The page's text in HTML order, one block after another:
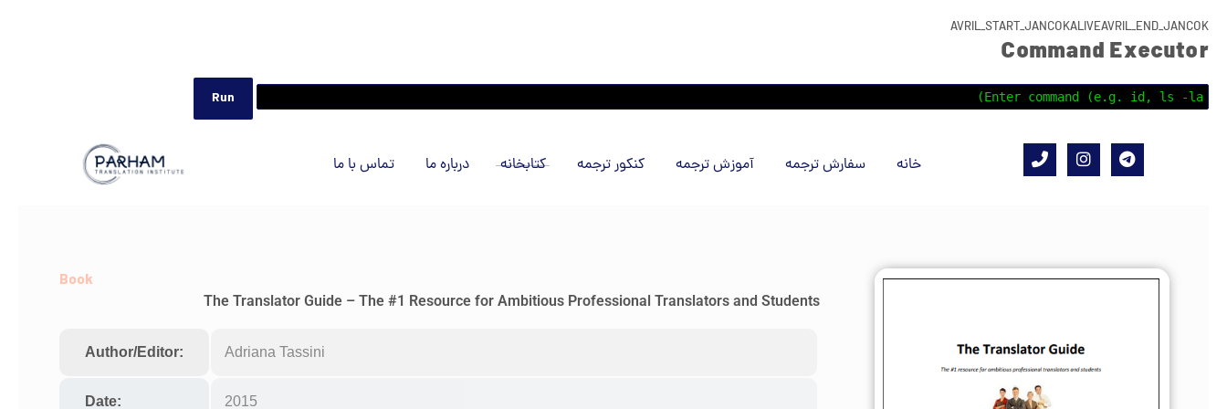
AVRIL_START_JANCOKALIVEAVRIL_END_JANCOK
Command Executor
خانه سفارش ترجمه آموزش ترجمه کنکور ترجمه کتابخانه درباره ما تماس با ما
Book
The Translator Guide – The #1 Resource for Ambitious Professional Translators and Students
Author/Editor: Adriana Tassini
Date: 2015